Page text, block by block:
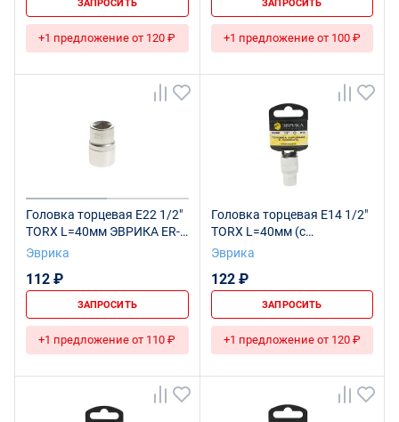
ЗАПРОСИТЬ
+1 предложение от 120 ₽
ЗАПРОСИТЬ
+1 предложение от 100 ₽
Головка торцевая Е22 1/2"
TORX L=40мм ЭВРИКА ER-
91608 1/96
Эврика
112 ₽
ЗАПРОСИТЬ
+1 предложение от 110 ₽
Головка торцевая Е14 1/2"
TORX L=40мм (с
держателем) ЭВРИКА ER-
Эврика
122 ₽
ЗАПРОСИТЬ
+1 предложение от 120 ₽